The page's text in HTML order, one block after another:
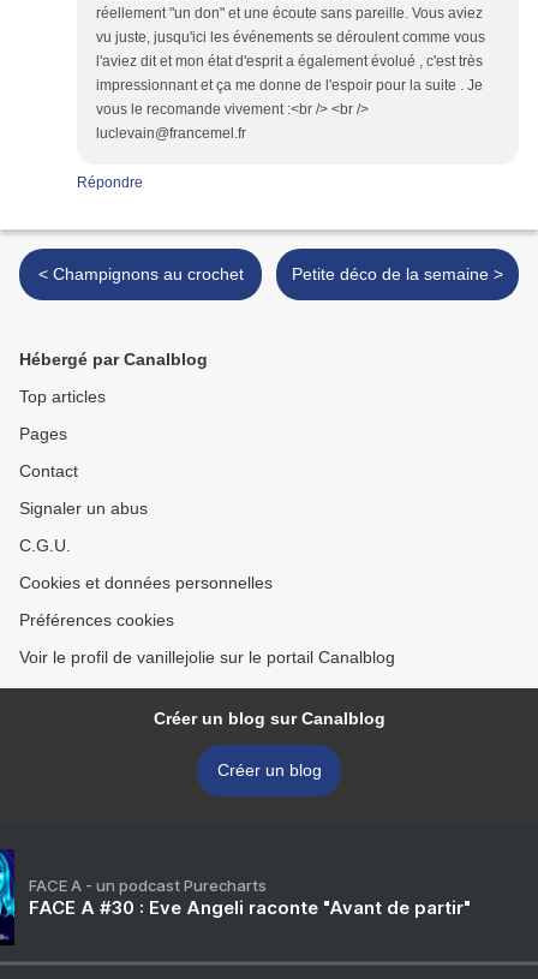
réellement "un don" et une écoute sans pareille. Vous aviez
vu juste, jusqu'ici les événements se déroulent comme vous
l'aviez dit et mon état d'esprit a également évolué , c'est très
impressionnant et ça me donne de l'espoir pour la suite . Je
vous le recomande vivement :<br /> <br />
luclevain@francemel.fr
Répondre
< Champignons au crochet Petite déco de la semaine >
Hébergé par Canalblog
Top articles
Pages
Contact
Signaler un abus
C.G.U.
Cookies et données personnelles
Préférences cookies
Voir le profil de vanillejolie sur le portail Canalblog
Créer un blog sur Canalblog
Créer un blog
FACE A - un podcast Purecharts
FACE A #30 : Eve Angeli raconte "Avant de partir"